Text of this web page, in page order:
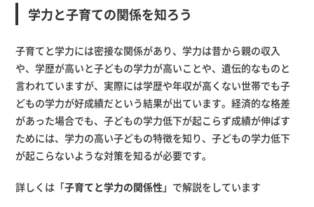
学力と子育ての関係を知ろう
子育てと学力には密接な関係があり、学力は昔から親の収入
や、学歴が高いと子どもの学力が高いことや、遺伝的なものと
言われていますが、実際には学歴や年収が高くない世帯でも子
どもの学力が好成績だという結果が出ています。経済的な格差
があった場合でも、子どもの学力低下が起こらず成績が伸ばす
ためには、学力の高い子どもの特徴を知り、子どもの学力低下
が起こらないような対策を知るが必要です。
詳しくは「子育てと学力の関係性 」で解説をしています